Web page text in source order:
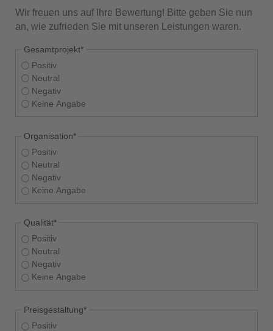
Wir freuen uns auf Ihre Bewertung! Bitte geben Sie nun
an, wie zufrieden Sie mit unseren Leistungen waren.
Pflichtfeld
Gesamtprojekt*
Positiv
Neutral
Negativ
Keine Angabe
Pflichtfeld
Organisation*
Positiv
Neutral
Negativ
Keine Angabe
Pflichtfeld
Qualität*
Positiv
Neutral
Negativ
Keine Angabe
Pflichtfeld
Preisgestaltung*
Positiv